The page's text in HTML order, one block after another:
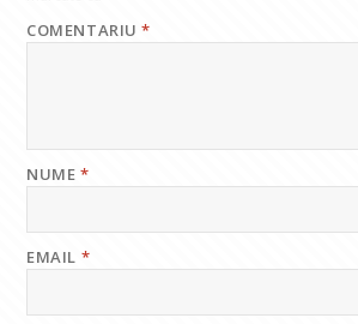
COMENTARIU*
NUME*
EMAIL *